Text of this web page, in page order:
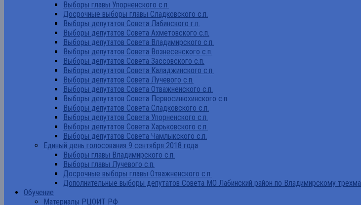
Выборы главы Упорненского с.п.
Досрочные выборы главы Сладковского с.п.
Выборы депутатов Совета Лабинского г.п.
Выборы депутатов Совета Ахметовского с.п.
Выборы депутатов Совета Владимирского с.п.
Выборы депутатов Совета Вознесенского с.п.
Выборы депутатов Совета Зассовского с.п.
Выборы депутатов Совета Каладжинского с.п.
Выборы депутатов Совета Лучевого с.п.
Выборы депутатов Совета Отважненского с.п.
Выборы депутатов Совета Первосинюхинского с.п.
Выборы депутатов Совета Сладковского с.п.
Выборы депутатов Совета Упорненского с.п.
Выборы депутатов Совета Харьковского с.п.
Выборы депутатов Совета Чамлыкского с.п.
Единый день голосования 9 сентября 2018 года
Выборы главы Владимирского с.п.
Выборы главы Лучевого с.п.
Досрочные выборы главы Отважненского с.п.
Дополнительные выборы депутатов Совета МО Лабинский район по Владимирскому
Обучение
Материалы РЦОИТ РФ